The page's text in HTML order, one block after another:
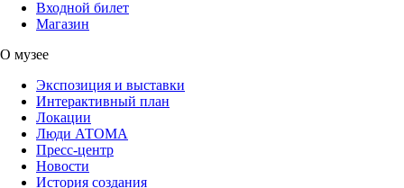
Входной билет
Магазин
О музее
Экспозиция и выставки
Интерактивный план
Локации
Люди АТОМА
Пресс-центр
Новости
История создания